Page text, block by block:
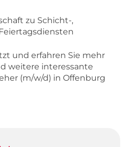
zu Schicht-,
und erfahren Sie mehr
weitere interessante
(m/w/d) in Offenburg